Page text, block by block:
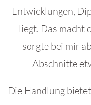
Entwicklungen,
liegt. Das macht
sorgte bei mir
Abschnitte
Die Handlung